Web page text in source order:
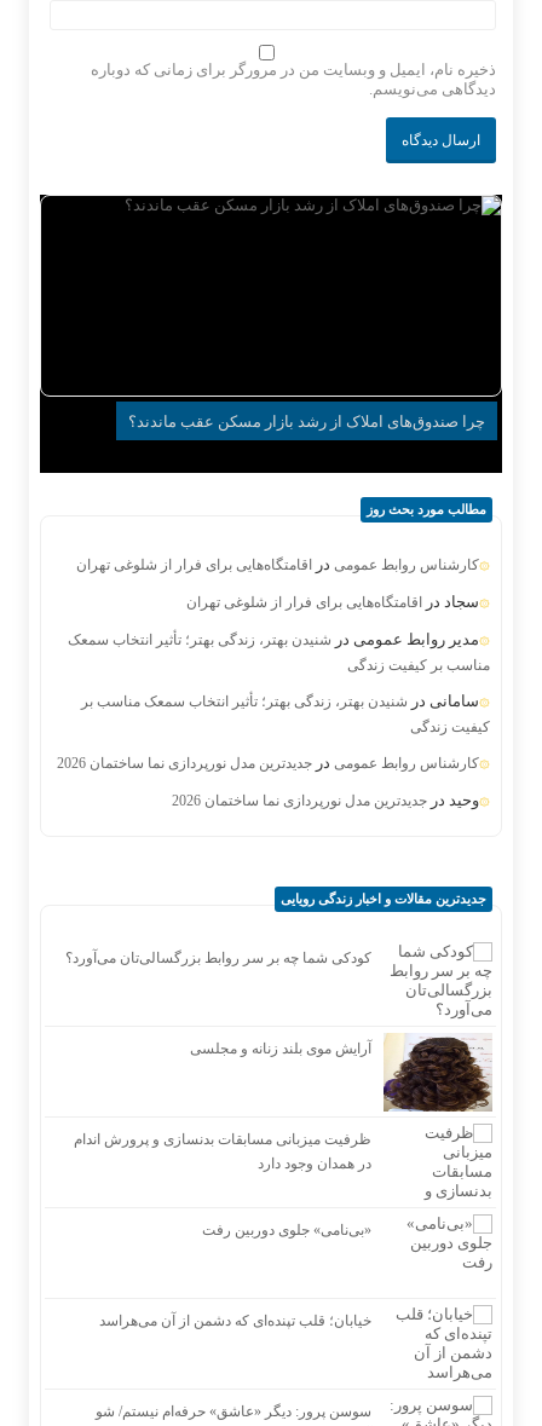
ذخیره نام، ایمیل و وبسایت من در مرورگر برای زمانی که دوباره
دیدگاهی می‌نویسم.
چرا صندوق‌های املاک از رشد بازار مسکن عقب ماندند؟
مطالب مورد بحث روز
کارشناس روابط عمومی در اقامتگاه‌هایی برای فرار از شلوغی تهران
سجاد در اقامتگاه‌هایی برای فرار از شلوغی تهران
مدیر روابط عمومی در شنیدن بهتر، زندگی بهتر؛ تأثیر انتخاب سمعک
مناسب بر کیفیت زندگی
سامانی در شنیدن بهتر، زندگی بهتر؛ تأثیر انتخاب سمعک مناسب بر
کیفیت زندگی
کارشناس روابط عمومی در جدیدترین مدل نورپردازی نما ساختمان 2026
وحید در جدیدترین مدل نورپردازی نما ساختمان 2026
جدیدترین مقالات و اخبار زندگی رویایی
کودکی شما چه بر سر روابط بزرگسالی‌تان می‌آورد؟
آرایش موی بلند زنانه و مجلسی
ظرفیت میزبانی مسابقات بدنسازی و پرورش اندام
در همدان وجود دارد
«بی‌نامی» جلوی دوربین رفت
خیابان؛ قلب تپنده‌ای که دشمن از آن می‌هراسد
سوسن پرور: دیگر «عاشق» حرفه‌ام نیستم/ شو